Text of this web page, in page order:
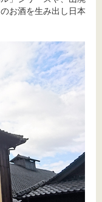
お酒を生み出し日本